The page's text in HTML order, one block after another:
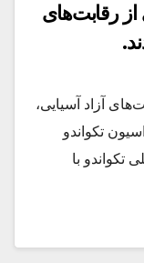
رقابت‌های
آزاد آسیایی،
تکواندو
تکواندو با